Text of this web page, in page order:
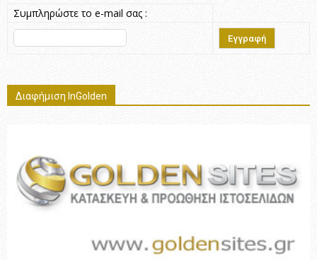
Συμπληρώστε το e-mail σας :
Διαφήμιση InGolden